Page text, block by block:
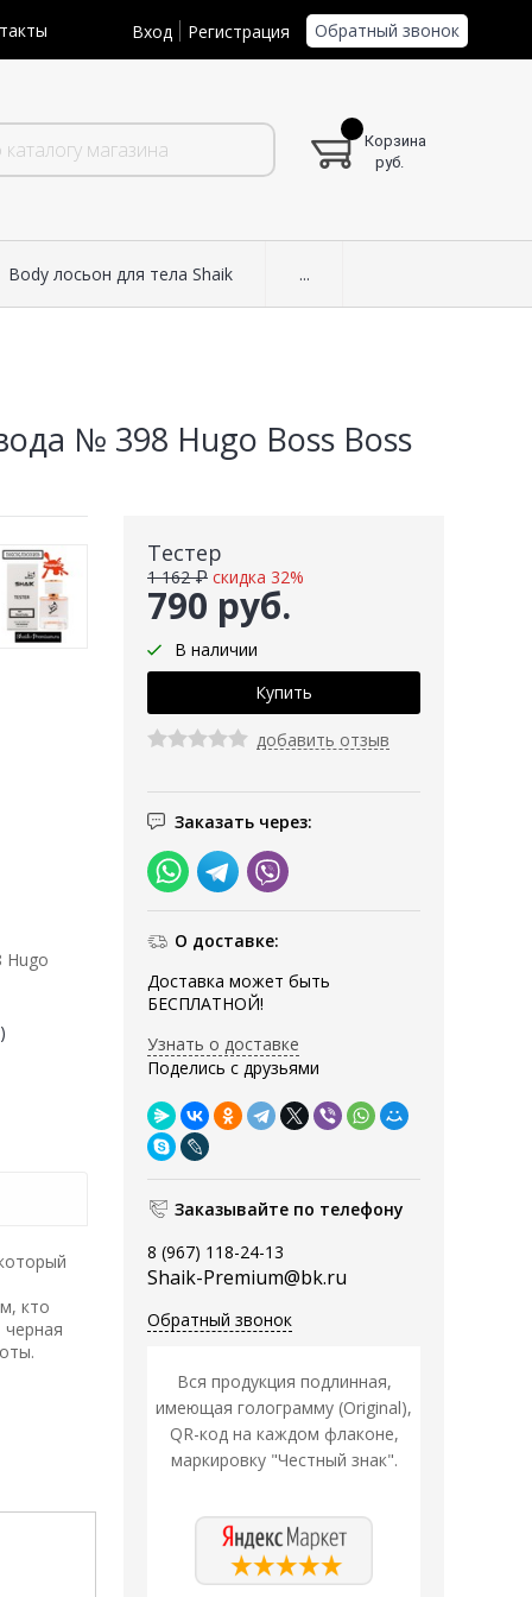
Вход Регистрация Обратный звонок
Корзина
руб.
Body лосьон для тела Shaik ...
№ 398 Hugo Boss Boss
Тестер
790 руб.
1 162 ₽ скидка 32%
В наличии
добавить отзыв
Заказать через:
О доставке:
Доставка может быть
БЕСПЛАТНОЙ!
Узнать о доставке
Поделись с друзьями
Заказывайте по телефону
8 (967) 118-24-13
Shaik-Premium@bk.ru
Обратный звонок
Вся продукция подлинная,
имеющая голограмму (Original),
QR-код на каждом флаконе,
маркировку "Честный знак".
Hugo
кто